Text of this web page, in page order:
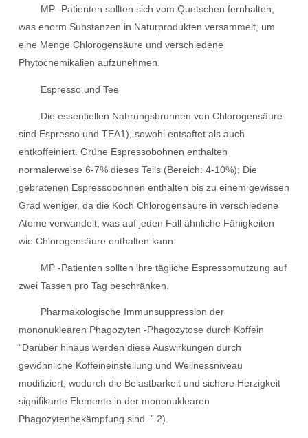
MP -Patienten sollten sich vom Quetschen fernhalten,
was enorm Substanzen in Naturprodukten versammelt, um
eine Menge Chlorogensäure und verschiedene
Phytochemikalien aufzunehmen.
Espresso und Tee
Die essentiellen Nahrungsbrunnen von Chlorogensäure
sind Espresso und TEA1), sowohl entsaftet als auch
entkoffeiniert. Grüne Espressobohnen enthalten
normalerweise 6-7% dieses Teils (Bereich: 4-10%); Die
gebratenen Espressobohnen enthalten bis zu einem gewissen
Grad weniger, da die Koch Chlorogensäure in verschiedene
Atome verwandelt, was auf jeden Fall ähnliche Fähigkeiten
wie Chlorogensäure enthalten kann.
MP -Patienten sollten ihre tägliche Espressomutzung auf
zwei Tassen pro Tag beschränken.
Pharmakologische Immunsuppression der
mononukleären Phagozyten -Phagozytose durch Koffein
“Darüber hinaus werden diese Auswirkungen durch
gewöhnliche Koffeineinstellung und Wellnessniveau
modifiziert, wodurch die Belastbarkeit und sichere Herzigkeit
signifikante Elemente in der mononuklearen
Phagozytenbekämpfung sind. ” 2).